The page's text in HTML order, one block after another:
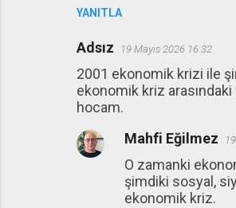
YANITLA
Adsız 19 Mayıs 2026 16:32
2001 ekonomik krizi ile
ekonomik kriz
hocam.
Mahfi Eğilmez
O zamanki
şimdiki sosyal,
ekonomik kriz.